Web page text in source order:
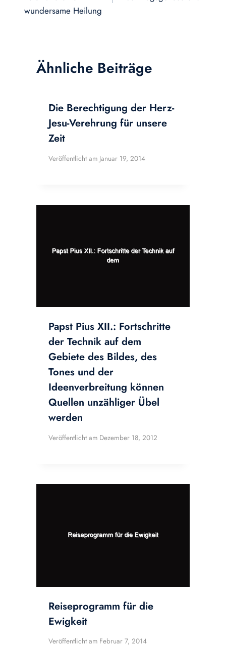
wundersame Heilung
Ähnliche Beiträge
Die Berechtigung der Herz-
Jesu-Verehrung für unsere
Zeit
Veröffentlicht am Januar 19, 2014
Papst Pius XII.: Fortschritte
der Technik auf dem
Gebiete des Bildes, des
Tones und der
Ideenverbreitung können
Quellen unzähliger Übel
werden
Veröffentlicht am Dezember 18, 2012
Reiseprogramm für die
Ewigkeit
Veröffentlicht am Februar 7, 2014